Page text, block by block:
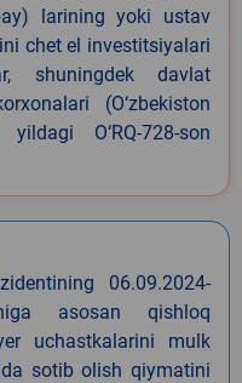
larining yoki ustav
chet el investitsiyalari
shuningdek davlat
(O‘zbekiston
O‘RQ-728-son
06.09.2024-
asosan qishloq
uchastkalarini mulk
sotib olish qiymatini